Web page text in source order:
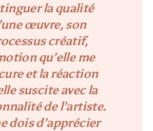
la qualité
œuvre, son
créatif,
qu’elle me
et la réaction
suscite avec la
de l’artiste.
dois d’apprécier